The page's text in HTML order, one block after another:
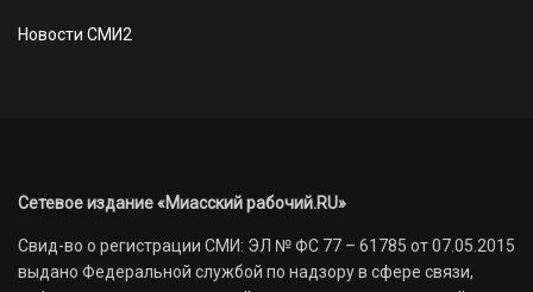
Новости СМИ2
Сетевое издание «Миасский рабочий.RU»
Свид-во о регистрации СМИ: ЭЛ № ФС 77 – 61785 от 07.05.2015
выдано Федеральной службой по надзору в сфере связи,